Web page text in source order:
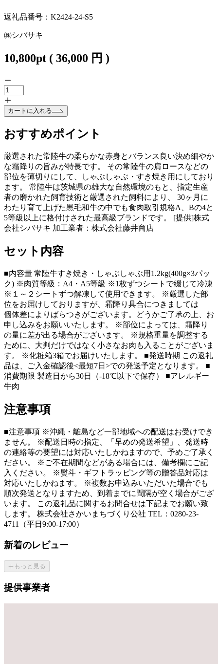
返礼品番号：K2424-24-S5
㈱シバサキ
10,800pt ( 36,000 円 )
カートに入れる
おすすめポイント
厳選された常陸牛の柔らかな赤身とバランス良い決め細やか
な霜降りの旨みが特長です。 その常陸牛の肩ロースなどの
部位を薄切りにして、しゃぶしゃぶ・すき焼き用にしており
ます。 常陸牛は茨城県の雄大な自然環境のもと、指定生産
者の磨かれた飼育技術と厳選された飼料により、 30ヶ月に
わたり育て上げた黒毛和牛の中でも食肉取引規格A、Bの4と
5等級以上に格付けされた最高級ブランドです。 [提供]株式
会社シバサキ 加工業者：株式会社藤井商店
セット内容
■内容量 常陸牛すき焼き・しゃぶしゃぶ用1.2kg(400g×3パッ
ク) ※肉質等級：A4・A5等級 ※1枚ずつシートで綴じて冷凍
※１～２シートずつ解凍して使用できます。 ※厳選した部
位をお届けしておりますが、霜降り具合につきましては
個体差によりばらつきがございます。どうかご了承の上、お
申し込みをお願いいたします。 ※部位によっては、霜降り
の量に差が出る場合がございます。 ※規格重量を調整する
ために、大判だけではなく小さなお肉も入ることがございま
す。 ※化粧箱3箱でお届けいたします。 ■発送時期 この返礼
品は、ご入金確認後<最短7日>での発送予定となります。 ■
消費期限 製造日から30日（-18℃以下で保存） ■アレルギー
牛肉
注意事項
■注意事項 ※沖縄・離島など一部地域への配送はお受けでき
ません。 ※配送日時の指定、「早めの発送希望」、発送時
の連絡等の要望には対応いたしかねますので、予めご了承く
ださい。 ※ご不在期間などがある場合には、備考欄にご記
入ください。 ※熨斗・ギフトラッピング等の贈答品対応は
対応いたしかねます。 ※複数お申込みいただいた場合でも
順次発送となりますため、到着までに間隔が空く場合がござ
います。 この返礼品に関するお問合せは下記までお願い致
します。 株式会社さかいまちづくり公社 TEL：0280-23-
4711（平日9:00-17:00）
新着のレビュー
もっと見る
提供事業者